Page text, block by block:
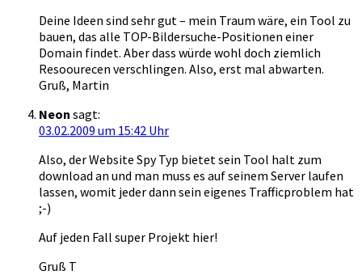
Deine Ideen sind sehr gut – mein Traum wäre, ein Tool zu
bauen, das alle TOP-Bildersuche-Positionen einer
Domain findet. Aber dass würde wohl doch ziemlich
Resoourecen verschlingen. Also, erst mal abwarten.
Gruß, Martin
Neon sagt:
03.02.2009 um 15:42 Uhr
Also, der Website Spy Typ bietet sein Tool halt zum
download an und man muss es auf seinem Server laufen
lassen, womit jeder dann sein eigenes Trafficproblem hat
;-)
Auf jeden Fall super Projekt hier!
Gruß T